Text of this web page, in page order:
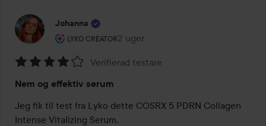
Johanna
LYKO CREATOR
Brugerens rolle: Lyko Creator.
2 uger
Posten blev oprettet 2 uger
4
ud
af
Verifierad testare
Nem og effektiv serum
Jeg fik til test fra Lyko dette COSRX 5 PDRN Collagen
Intense Vitalizing Serum.